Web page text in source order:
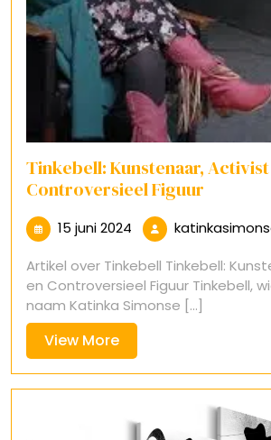
Tinkebell: Kunstenaar,
Controversieel Figuur
15 juni 2024 15
juni
2024
Artikel over Tinkebell Tinkebell:
en Controversieel Figuur Tinkebell,
naam Katinka Simonse [...]
View MoreView
More